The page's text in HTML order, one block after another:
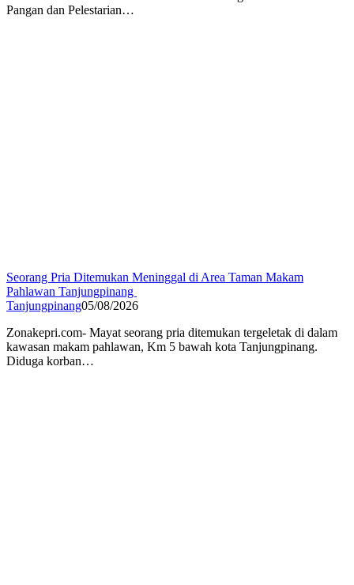
Pangan dan Pelestarian…
Seorang Pria Ditemukan Meninggal di Area Taman Makam
Pahlawan Tanjungpinang
Tanjungpinang05/08/2026
Zonakepri.com- ‎Mayat seorang pria ditemukan tergeletak di dalam
kawasan makam pahlawan, Km 5 bawah kota Tanjungpinang.
Diduga korban…